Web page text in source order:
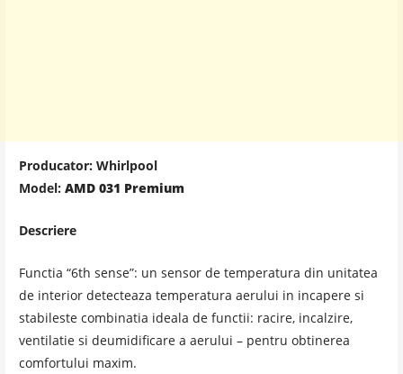
Producator: Whirlpool
Model: AMD 031 Premium
Descriere
Functia “6th sense”: un sensor de temperatura din unitatea
de interior detecteaza temperatura aerului in incapere si
stabileste combinatia ideala de functii: racire, incalzire,
ventilatie si deumidificare a aerului – pentru obtinerea
comfortului maxim.